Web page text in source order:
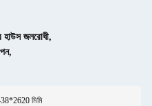
হাউস জলরোধী,
,
মিমি